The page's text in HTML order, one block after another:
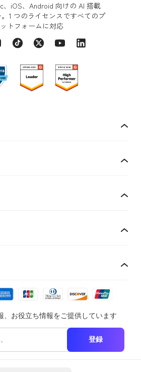
、iOS、Android 向けの AI 搭載
1 つのライセンスですべてのプ
トフォームに対応
、お役立ち情報をご提供しています
登録